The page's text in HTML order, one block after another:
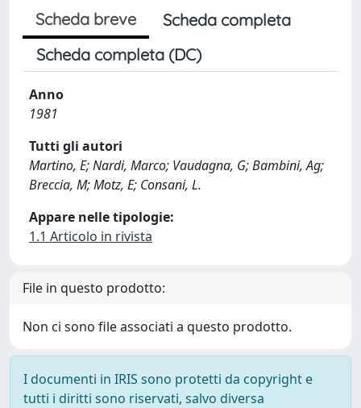
Scheda breve
Scheda completa
Scheda completa (DC)
Anno
1981
Tutti gli autori
Martino, E; Nardi, Marco; Vaudagna, G; Bambini, Ag;
Breccia, M; Motz, E; Consani, L.
Appare nelle tipologie:
1.1 Articolo in rivista
File in questo prodotto:
Non ci sono file associati a questo prodotto.
I documenti in IRIS sono protetti da copyright e
tutti i diritti sono riservati, salvo diversa